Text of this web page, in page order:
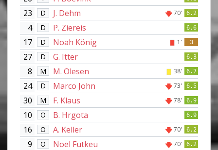
23 D J. Dehm 70' 6.2
4 D P. Ziereis 6.6
17 D Noah König 1' 3
27 D G. Itter 6.3
8 M M. Olesen 38' 6.7
24 D Marco John 73' 6.5
30 M F. Klaus 78' 6.9
10 O B. Hrgota 6.9
16 O A. Keller 70' 6.2
9 O Noel Futkeu 70' 6.2